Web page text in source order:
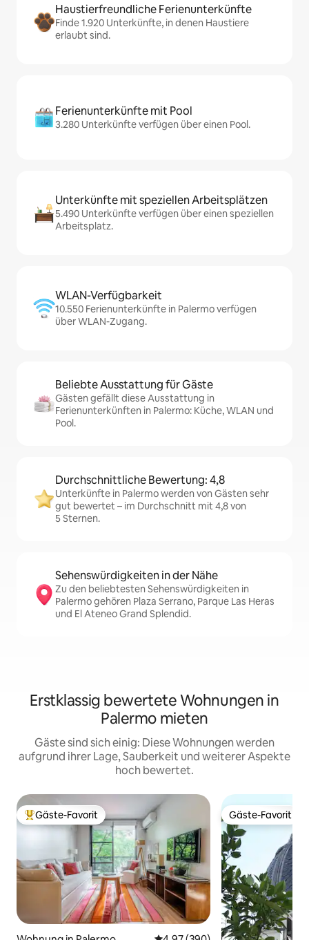
Haustierfreundliche Ferienunterkünfte
Finde 1.920 Unterkünfte, in denen Haustiere
erlaubt sind.
Ferienunterkünfte mit Pool
3.280 Unterkünfte verfügen über einen Pool.
Unterkünfte mit speziellen Arbeitsplätzen
5.490 Unterkünfte verfügen über einen speziellen
Arbeitsplatz.
WLAN-Verfügbarkeit
10.550 Ferienunterkünfte in Palermo verfügen
über WLAN-Zugang.
Beliebte Ausstattung für Gäste
Gästen gefällt diese Ausstattung in
Ferienunterkünften in Palermo: Küche, WLAN und
Pool.
Durchschnittliche Bewertung: 4,8
Unterkünfte in Palermo werden von Gästen sehr
gut bewertet – im Durchschnitt mit 4,8 von
5 Sternen.
Sehenswürdigkeiten in der Nähe
Zu den beliebtesten Sehenswürdigkeiten in
Palermo gehören Plaza Serrano, Parque Las Heras
und El Ateneo Grand Splendid.
Erstklassig bewertete Wohnungen in
Palermo mieten
Gäste sind sich einig: Diese Wohnungen werden
aufgrund ihrer Lage, Sauberkeit und weiterer Aspekte
hoch bewertet.
Beliebter Gäste-Favorit.
Gäste-Favorit Gäste-Favorit
Gäste-Favorit